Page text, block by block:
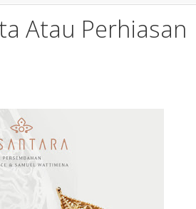
Atau Perhiasan